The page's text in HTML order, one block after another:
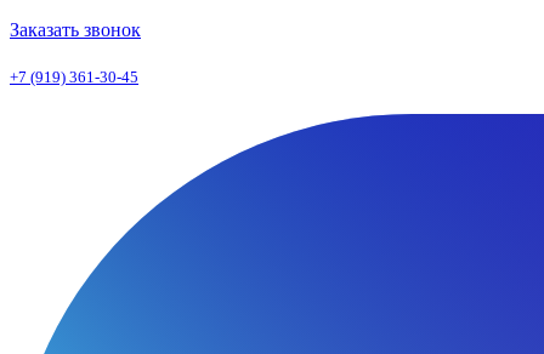
Заказать звонок
+7 (919) 361-30-45